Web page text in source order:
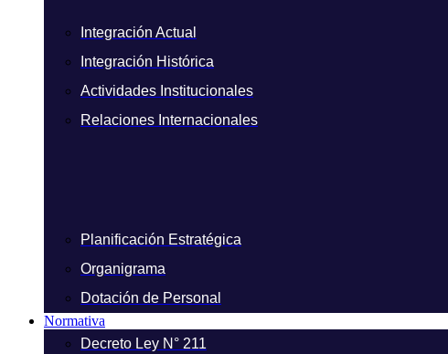
Integración Actual
Integración Histórica
Actividades Institucionales
Relaciones Internacionales
Planificación Estratégica
Organigrama
Dotación de Personal
Normativa
Decreto Ley N° 211